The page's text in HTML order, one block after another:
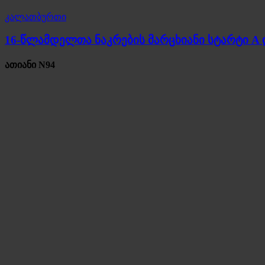
კალათბურთი
16-წლამდელთა ნაკრების მარცხიანი სტარტი A
ათიანი N94